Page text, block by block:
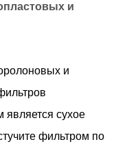
и
и
сухое
фильтром по